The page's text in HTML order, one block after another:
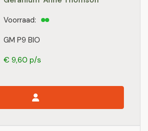
GM P9 BIO
Voorraad:
€ 9,60 p/s